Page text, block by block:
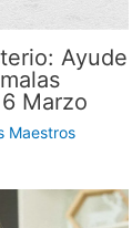
Ayude
Marzo
Maestros